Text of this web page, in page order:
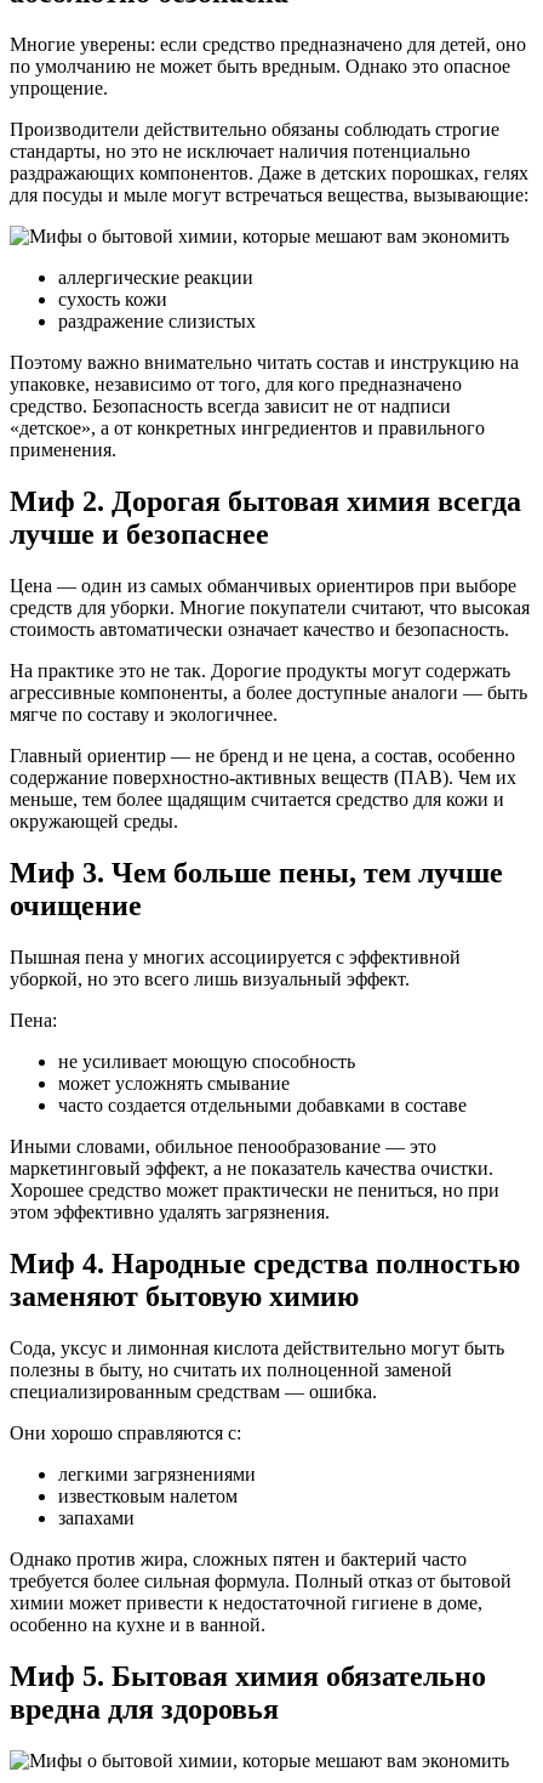
Многие уверены: если средство предназначено для детей, оно
по умолчанию не может быть вредным. Однако это опасное
упрощение.
Производители действительно обязаны соблюдать строгие
стандарты, но это не исключает наличия потенциально
раздражающих компонентов. Даже в детских порошках, гелях
для посуды и мыле могут встречаться вещества, вызывающие:
аллергические реакции
сухость кожи
раздражение слизистых
Поэтому важно внимательно читать состав и инструкцию на
упаковке, независимо от того, для кого предназначено
средство. Безопасность всегда зависит не от надписи
«детское», а от конкретных ингредиентов и правильного
применения.
Миф 2. Дорогая бытовая химия всегда
лучше и безопаснее
Цена — один из самых обманчивых ориентиров при выборе
средств для уборки. Многие покупатели считают, что высокая
стоимость автоматически означает качество и безопасность.
На практике это не так. Дорогие продукты могут содержать
агрессивные компоненты, а более доступные аналоги — быть
мягче по составу и экологичнее.
Главный ориентир — не бренд и не цена, а состав, особенно
содержание поверхностно-активных веществ (ПАВ). Чем их
меньше, тем более щадящим считается средство для кожи и
окружающей среды.
Миф 3. Чем больше пены, тем лучше
очищение
Пышная пена у многих ассоциируется с эффективной
уборкой, но это всего лишь визуальный эффект.
Пена:
не усиливает моющую способность
может усложнять смывание
часто создается отдельными добавками в составе
Иными словами, обильное пенообразование — это
маркетинговый эффект, а не показатель качества очистки.
Хорошее средство может практически не пениться, но при
этом эффективно удалять загрязнения.
Миф 4. Народные средства полностью
заменяют бытовую химию
Сода, уксус и лимонная кислота действительно могут быть
полезны в быту, но считать их полноценной заменой
специализированным средствам — ошибка.
Они хорошо справляются с:
легкими загрязнениями
известковым налетом
запахами
Однако против жира, сложных пятен и бактерий часто
требуется более сильная формула. Полный отказ от бытовой
химии может привести к недостаточной гигиене в доме,
особенно на кухне и в ванной.
Миф 5. Бытовая химия обязательно
вредна для здоровья